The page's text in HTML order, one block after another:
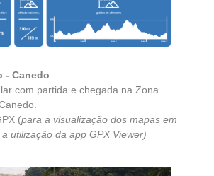
- Canedo
com partida e chegada na Zona
(para a visualização dos mapas em
utilização da app GPX Viewer)